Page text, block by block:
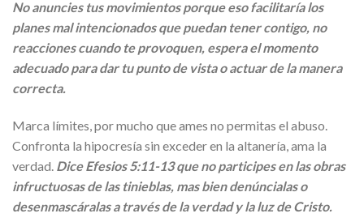
No anuncies tus movimientos porque eso facilitaría los
planes mal intencionados que puedan tener contigo, no
reacciones cuando te provoquen, espera el momento
adecuado para dar tu punto de vista o actuar de la manera
correcta.
Marca límites, por mucho que ames no permitas el abuso.
Confronta la hipocresía sin exceder en la altanería, ama la
verdad. Dice Efesios 5:11-13 que no participes en las obras
infructuosas de las tinieblas, mas bien denúncialas o
desenmascáralas a través de la verdad y la luz de Cristo.